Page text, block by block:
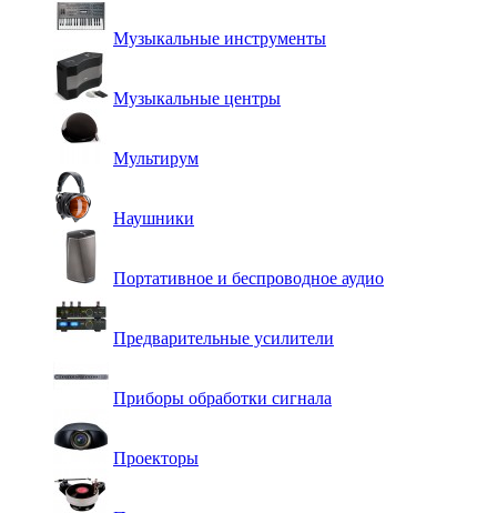
Музыкальные инструменты
Музыкальные центры
Мультирум
Наушники
Портативное и беспроводное аудио
Предварительные усилители
Приборы обработки сигнала
Проекторы